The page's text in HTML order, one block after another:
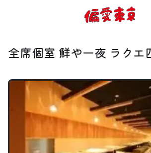
使い方
ログイン
全席個室 鮮や一夜 ラクエ